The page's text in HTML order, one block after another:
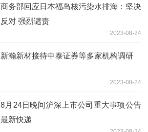
商务部回应日本福岛核污染水排海：坚决
反对 强烈谴责
2023-08-24
新瀚新材接待中泰证券等多家机构调研
2023-08-24
8月24日晚间沪深上市公司重大事项公告
最新快递